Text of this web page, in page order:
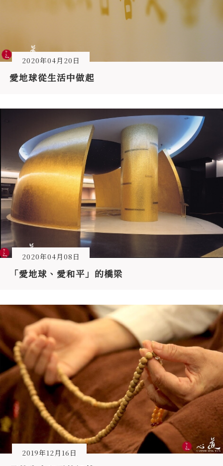
2020年04月20日
愛地球從生活中做起
2020年04月08日
「愛地球、愛和平」的橋梁
2019年12月16日